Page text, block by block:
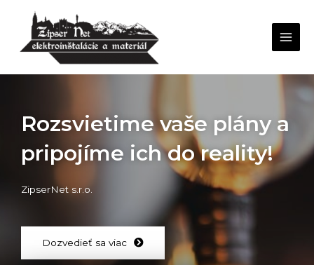
Rozsvietime vaše plány a
pripojíme ich do reality!
ZipserNet s.r.o.
Dozvedieť sa viac